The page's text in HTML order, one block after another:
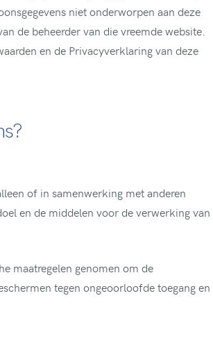
niet onderworpen aan deze
de beheerder van die vreemde website.
en de Privacyverklaring van deze
of in samenwerking met anderen
en de middelen voor de verwerking van
maatregelen genomen om de
tegen ongeoorloofde toegang en